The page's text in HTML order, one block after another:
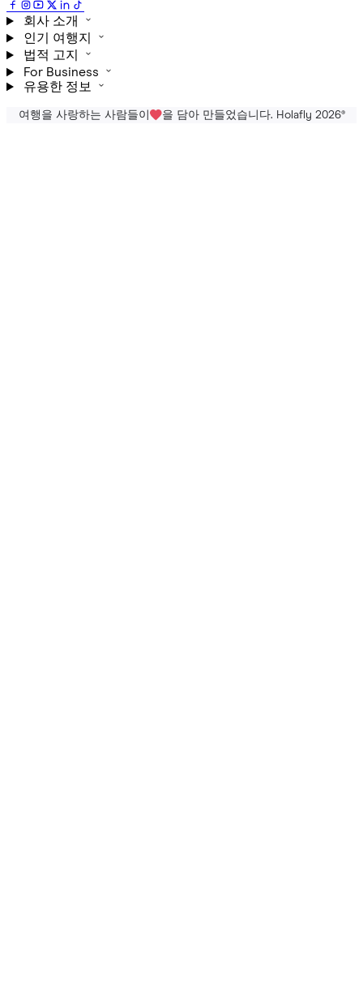
회사 소개
인기 여행지
법적 고지
For Business
유용한 정보
여행을 사랑하는 사람들이 을 담아 만들었습니다. Holafly 2026®